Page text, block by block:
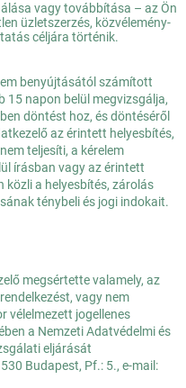
vagy továbbítása – az Ön
üzletszerzés, közvélemény-
céljára történik.
benyújtásától számított
15 napon belül megvizsgálja,
döntést hoz, és döntéséről
az érintett helyesbítés,
teljesíti, a kérelem
írásban vagy az érintett
közli a helyesbítés, zárolás
ténybeli és jogi indokait.
megsértette valamely, az
vagy nem
vélelmezett jogellenes
a Nemzeti Adatvédelmi és
eljárását
Budapest, Pf.: 5., e-mail: